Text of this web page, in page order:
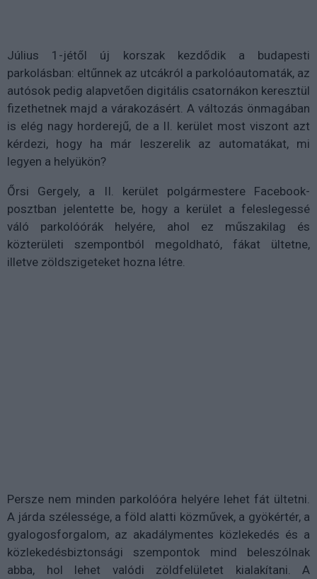
Július 1-jétől új korszak kezdődik a budapesti
parkolásban: eltűnnek az utcákról a parkolóautomaták, az
autósok pedig alapvetően digitális csatornákon keresztül
fizethetnek majd a várakozásért. A változás önmagában
is elég nagy horderejű, de a II. kerület most viszont azt
kérdezi, hogy ha már leszerelik az automatákat, mi
legyen a helyükön?
Őrsi Gergely, a II. kerület polgármestere Facebook-
posztban jelentette be, hogy a kerület a feleslegessé
váló parkolóórák helyére, ahol ez műszakilag és
közterületi szempontból megoldható, fákat ültetne,
illetve zöldszigeteket hozna létre.
Persze nem minden parkolóóra helyére lehet fát ültetni.
A járda szélessége, a föld alatti közművek, a gyökértér, a
gyalogosforgalom, az akadálymentes közlekedés és a
közlekedésbiztonsági szempontok mind beleszólnak
abba, hol lehet valódi zöldfelületet kialakítani. A